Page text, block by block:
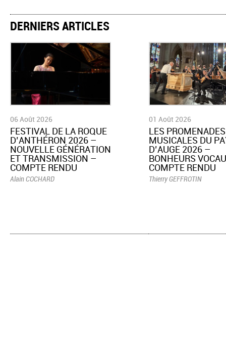
DERNIERS ARTICLES
06 Août 2026
​FESTIVAL DE LA ROQUE
D’ANTHÉRON 2026 –
NOUVELLE GÉNÉRATION
ET TRANSMISSION –
COMPTE RENDU
Alain COCHARD
01 Août 2026
LES PROMENADES
MUSICALES DU
D’AUGE 2026 –
BONHEURS
COMPTE RENDU
Thierry GEFFROTIN